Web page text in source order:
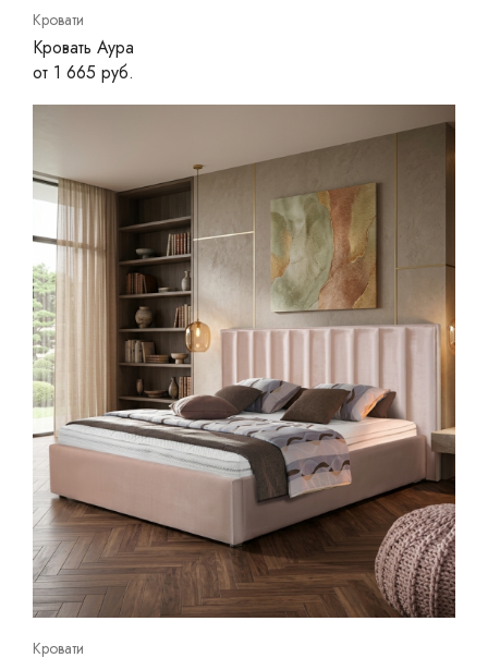
Кровати
Кровать Аура
от 1 665 руб.
Кровати